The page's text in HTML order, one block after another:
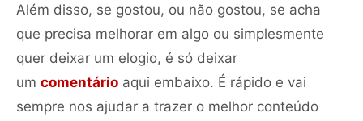
Além disso, se gostou, ou não gostou, se acha
que precisa melhorar em algo ou simplesmente
quer deixar um elogio, é só deixar
um comentário aqui embaixo. É rápido e vai
sempre nos ajudar a trazer o melhor conteúdo